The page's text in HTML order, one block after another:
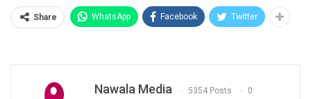
Share WhatsApp Facebook Twitter
Nawala Media 5354 Posts 0